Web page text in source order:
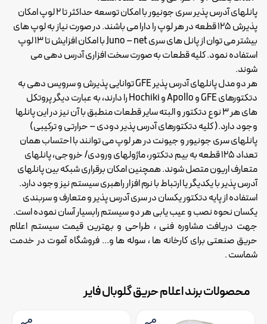
پانلهای آدرس پذیر سری جونیور با امکان توسعه حداکثر تا 2 لوپ امکان
پذیرش 125 قطعه در هر لوپ را دارا می باشند. در صورت نیاز به لوپ های
بیشتر می توان از پانل های سری Juno – net با امکان افزایش تا 13 لوپ
استفاده نمود. کلیه قطعات به صورت سخت افزاری آدرس دهی می
شوند.
هر دو مدل پانلهای آدرس پذیر GFE توانایی پذیرش و سرویس دهی به
دتکتورهای GFE و Apollo و Hochiki را دارند، به عبارت دیگر پروتکل
های هر 3 نوع دتکتور و البته سایر قطعات منطبق با آن نیز در این پانلها
وجود دارد.( کلیه دتکتورهای آدرس پذیر دودی – حرارتی و ترکیبی)
پانلهای سری جونیور و جیونت در هر لوپ می توانند با احتساب همان
تعداد 125 قطعه به بیم دتکتور، ماژولهای ورودی/ خروجی، پانلهای
متعارف اریون متصل شوند. همچنین امکان برقراری شبکه بین پانلهای
آدرس پذیر با یکدیگر یا ارتباط با نرم افزار راهبری سیستم نیز وجود دارد.
استفاده از پایه دتکتور یکسان در سری آدرس پذیر و متعارف و سربندی
یکسان نحوه نصب و عیب یابی هر دو سیستم رابسیار آسان نموده است.
جهت دریافت مشاوره فنی ، طراحی و بهترین قیمت سیستم اعلام
حریق صنعتی برای کارخانه ها ، سوله ها و... فروشگاه آموت در خدمت
شماست .
محصولات برند اعلام حریق گلوبال فایر